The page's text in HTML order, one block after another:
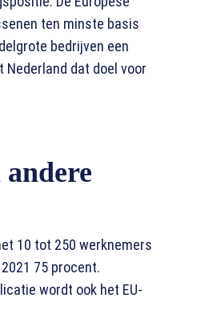
ten minste basis
bedrijven een
dat doel voor
10 tot 250 werknemers
75 procent.
wordt ook het EU-